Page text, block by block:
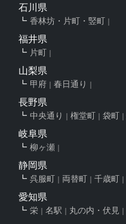
石川県
香林坊・片町・竪町
福井県
片町
山梨県
甲府 春日通り
長野県
中央通り 権堂町 袋町
岐阜県
柳ヶ瀬
静岡県
呉服町 両替町 千歳町
愛知県
栄 名駅 丸の内・伏見